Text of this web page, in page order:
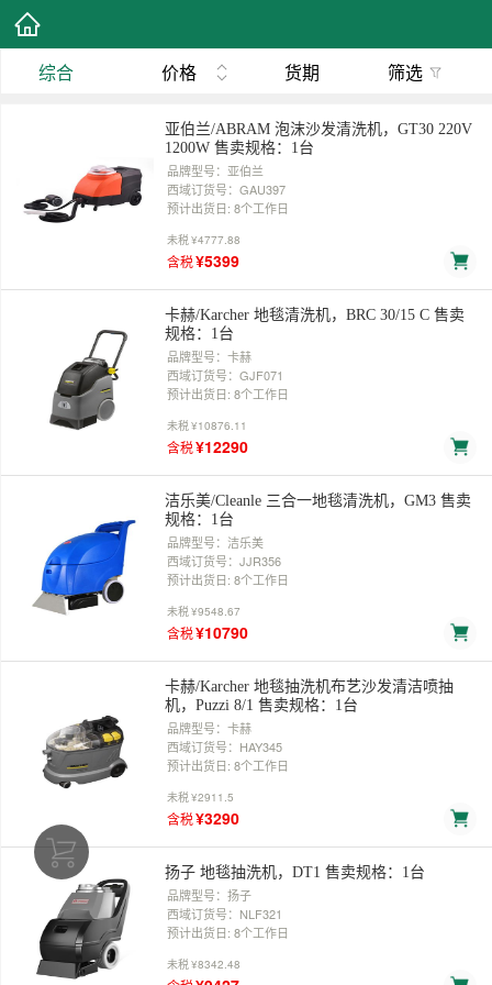
综合 价格 货期 筛选
亚伯兰/ABRAM 泡沫沙发清洗机，GT30 220V
1200W 售卖规格：1台
品牌型号：亚伯兰
西域订货号：GAU397
预计出货日: 8个工作日
未税¥4777.88
含税¥5399
卡赫/Karcher 地毯清洗机，BRC 30/15 C 售卖
规格：1台
品牌型号：卡赫
西域订货号：GJF071
预计出货日: 8个工作日
未税¥10876.11
含税¥12290
洁乐美/Cleanle 三合一地毯清洗机，GM3 售卖
规格：1台
品牌型号：洁乐美
西域订货号：JJR356
预计出货日: 8个工作日
未税¥9548.67
含税¥10790
卡赫/Karcher 地毯抽洗机布艺沙发清洁喷抽
机，Puzzi 8/1 售卖规格：1台
品牌型号：卡赫
西域订货号：HAY345
预计出货日: 8个工作日
未税¥2911.5
含税¥3290
扬子 地毯抽洗机，DT1 售卖规格：1台
品牌型号：扬子
西域订货号：NLF321
预计出货日: 8个工作日
未税¥8342.48